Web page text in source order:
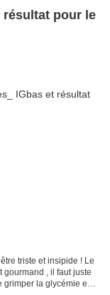
résultat pour le
triste et insipide ! Le
gourmand , il faut juste
grimper la glycémie en